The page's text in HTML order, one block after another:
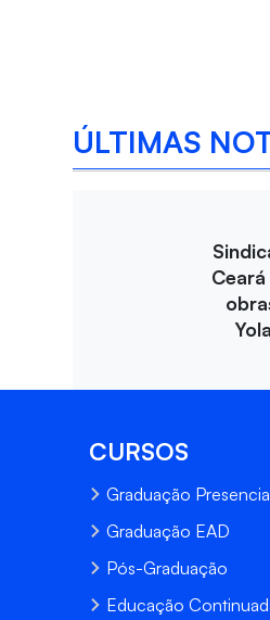
ÚLTIMAS
CURSOS
Graduação
Graduação EAD
Pós-Graduação
Educação